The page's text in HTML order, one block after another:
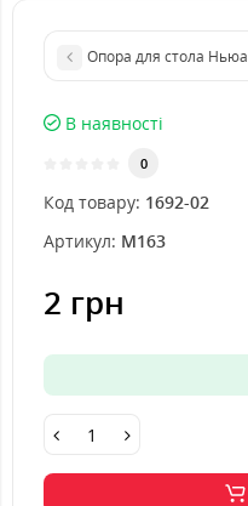
Опора для стола
В наявності
0
Код товару: 1692-02
Артикул: M163
2 грн